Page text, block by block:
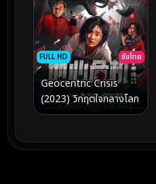
FULL HD ซับไทย
Geocentric Crisis
(2023) วิกฤตใจกลางโลก